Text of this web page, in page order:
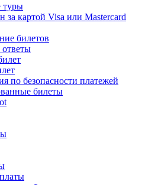
туры
за картой Visa или Masterсard
билетов
по безопасности платежей
билеты